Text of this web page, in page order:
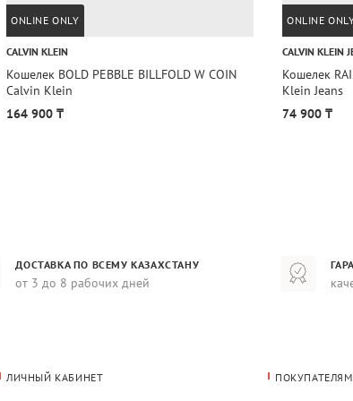
ONLINE ONLY
CALVIN KLEIN
Кошелек BOLD PEBBLE BILLFOLD W COIN
Calvin Klein
164 900 ₸
ONLINE
CALVIN KLEIN
Кошелек RAISED
Klein Jeans
74 900 ₸
ДОСТАВКА ПО ВСЕМУ КАЗАХСТАНУ
от 3 до 8 рабочих дней
ЛИЧНЫЙ КАБИНЕТ ПОКУПАТЕЛЯМ